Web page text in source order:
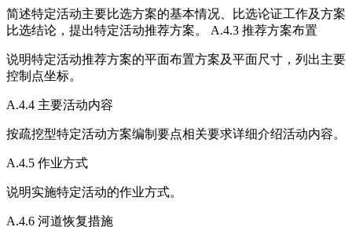
简述特定活动主要比选方案的基本情况、比选论证工作及方案
比选结论，提出特定活动推荐方案。 A.4.3 推荐方案布置
说明特定活动推荐方案的平面布置方案及平面尺寸，列出主要
控制点坐标。
A.4.4 主要活动内容
按疏挖型特定活动方案编制要点相关要求详细介绍活动内容。
A.4.5 作业方式
说明实施特定活动的作业方式。
A.4.6 河道恢复措施